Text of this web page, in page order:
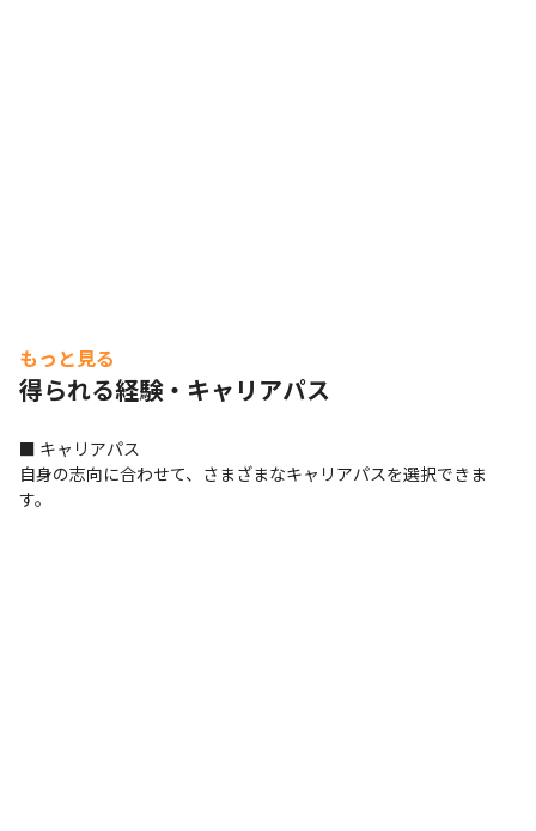
もっと見る
得られる経験・キャリアパス
■ キャリアパス
自身の志向に合わせて、さまざまなキャリアパスを選択できま
す。